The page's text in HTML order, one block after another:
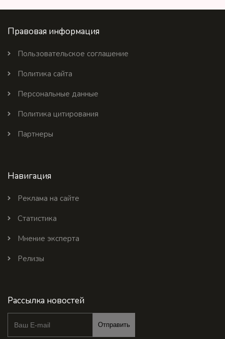
Правовая информация
Пользовательское соглашение
Политика сайта
Персональные данные
Политика цитирования
Партнеры
Навигация
Реклама на сайте
Статистика
Мнение эксперта
Релизы
Рассылка новостей
Отправить